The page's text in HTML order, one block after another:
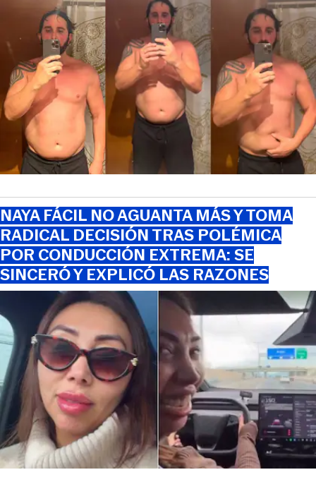
NAYA FÁCIL NO AGUANTA MÁS Y TOMA
RADICAL DECISIÓN TRAS POLÉMICA
POR CONDUCCIÓN EXTREMA: SE
SINCERÓ Y EXPLICÓ LAS RAZONES